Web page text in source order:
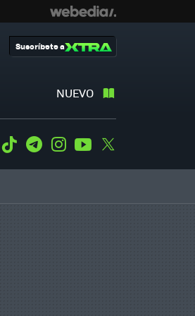
NUEVO
Suscríbete a
WhatsApp
Tiktok TelegramInstagramYoutube